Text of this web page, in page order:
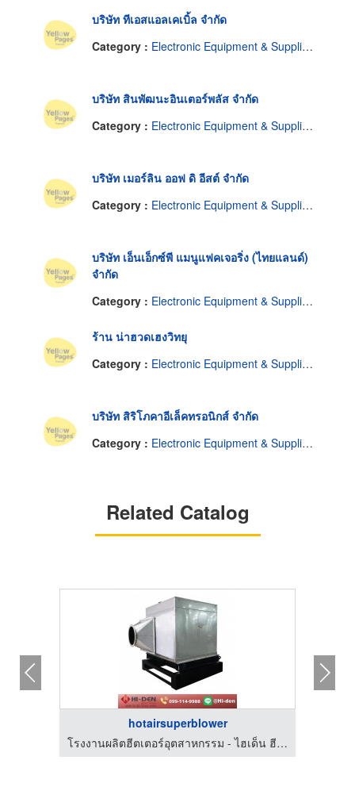
บริษัท ทีเอสแอลเคเบิ้ล จำกัด
Category : Electronic Equipment & Supplies-Dealers
บริษัท สินพัฒนะอินเตอร์พลัส จำกัด
Category : Electronic Equipment & Supplies-Dealers
บริษัท เมอร์ลิน ออฟ ดิ อีสต์ จำกัด
Category : Electronic Equipment & Supplies-Dealers
บริษัท เอ็นเอ็กซ์พี แมนูแฟคเจอริ่ง (ไทยแลนด์)
จำกัด
Category : Electronic Equipment & Supplies-Dealers
ร้าน น่าฮวดเฮงวิทยุ
Category : Electronic Equipment & Supplies-Dealers
บริษัท สิริโภคาอีเล็คทรอนิกส์ จำกัด
Category : Electronic Equipment & Supplies-Dealers
Related Catalog
hotairsuperblower
โรงงานผลิตฮีตเตอร์อุตสาหกรรม - ไฮเด็น ฮีตเทค